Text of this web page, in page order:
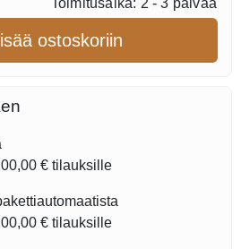
Toimitusaika: 2 - 3 päivää
ostoskoriin
€ tilauksille
€ tilauksille